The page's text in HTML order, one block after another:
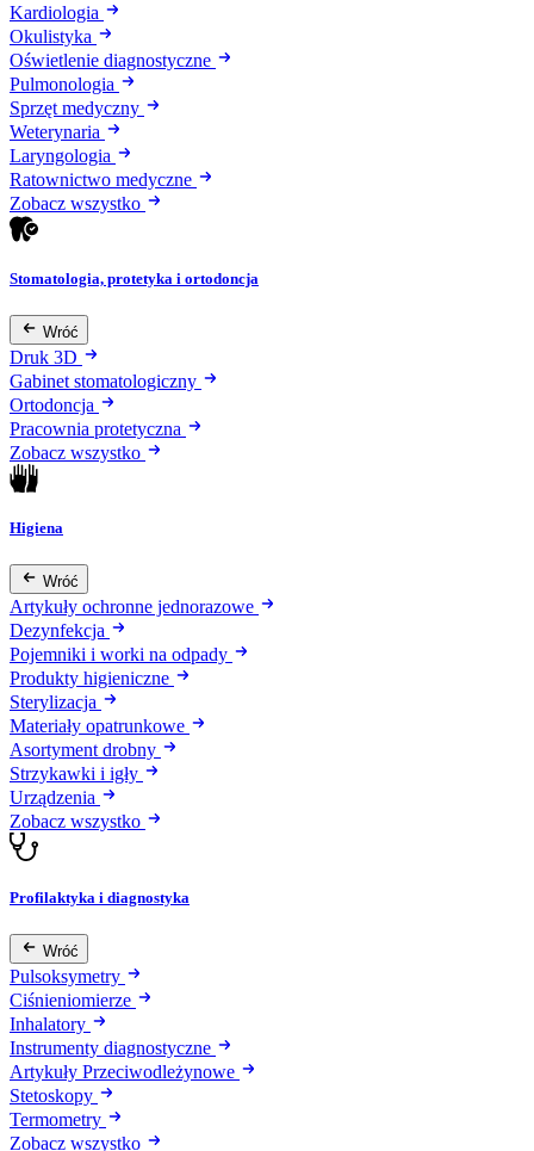
Kardiologia
Okulistyka
Oświetlenie diagnostyczne
Pulmonologia
Sprzęt medyczny
Weterynaria
Laryngologia
Ratownictwo medyczne
Zobacz wszystko
Stomatologia, protetyka i ortodoncja
Wróć
Druk 3D
Gabinet stomatologiczny
Ortodoncja
Pracownia protetyczna
Zobacz wszystko
Higiena
Wróć
Artykuły ochronne jednorazowe
Dezynfekcja
Pojemniki i worki na odpady
Produkty higieniczne
Sterylizacja
Materiały opatrunkowe
Asortyment drobny
Strzykawki i igły
Urządzenia
Zobacz wszystko
Profilaktyka i diagnostyka
Wróć
Pulsoksymetry
Ciśnieniomierze
Inhalatory
Instrumenty diagnostyczne
Artykuły Przeciwodleżynowe
Stetoskopy
Termometry
Zobacz wszystko